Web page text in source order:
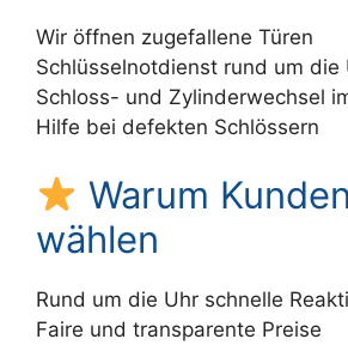
Wir öffnen zugefallene Türen
Schlüsselnotdienst rund um die
Schloss- und Zylinderwechsel
Hilfe bei defekten Schlössern
Warum
wählen
Rund um die Uhr schnelle
Faire und transparente Preise